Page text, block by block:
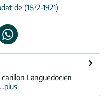
de (1872-1921)
Languedocien
plus